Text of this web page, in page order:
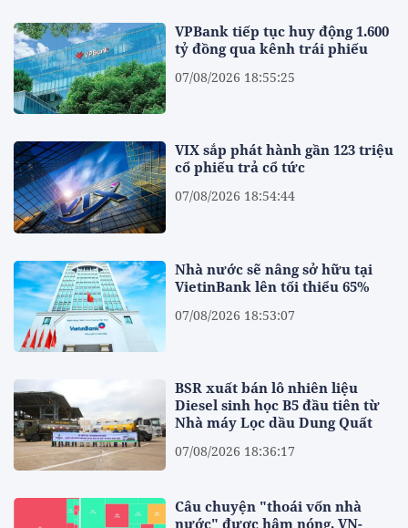
VPBank tiếp tục huy động 1.600
tỷ đồng qua kênh trái phiếu
07/08/2026 18:55:25
VIX sắp phát hành gần 123 triệu
cổ phiếu trả cổ tức
07/08/2026 18:54:44
Nhà nước sẽ nâng sở hữu tại
VietinBank lên tối thiểu 65%
07/08/2026 18:53:07
BSR xuất bán lô nhiên liệu
Diesel sinh học B5 đầu tiên từ
Nhà máy Lọc dầu Dung Quất
07/08/2026 18:36:17
Câu chuyện "thoái vốn nhà
nước" được hâm nóng, VN-